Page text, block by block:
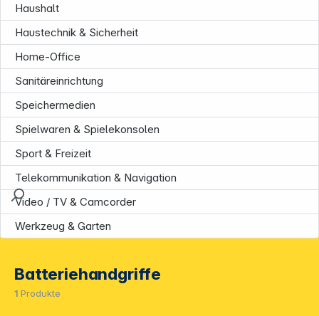
Haushalt
Haustechnik & Sicherheit
Home-Office
Sanitäreinrichtung
Speichermedien
Spielwaren & Spielekonsolen
Sport & Freizeit
Telekommunikation & Navigation
Video / TV & Camcorder
Werkzeug & Garten
Batteriehandgriffe
1 Produkte